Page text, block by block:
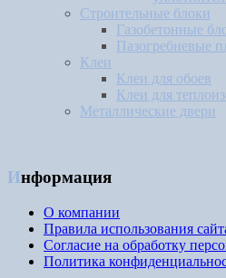
Строительные блоки
Газобетонные
Пазогребневые
Клеи
Клеи для обоев
Клеи для
Металлические двери
Информация
О компании
Правила использования
Согласие на обработку
Политика